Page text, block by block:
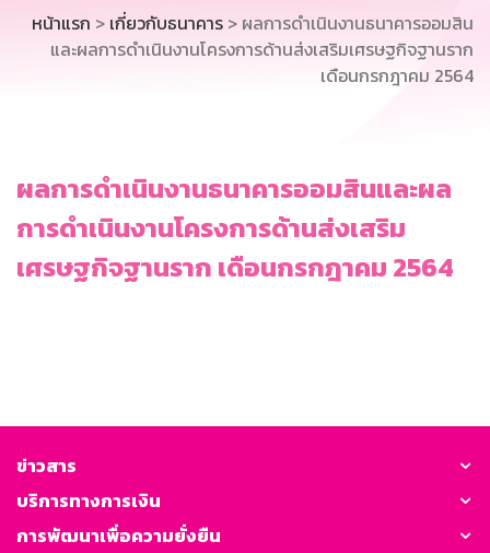
TH
EN
GSB Society
หน้าแรก > เกี่ยวกับธนาคาร > ผลการดำเนินงานธนาคารออมสิน
และผลการดำเนินงานโครงการด้านส่งเสริมเศรษฐกิจฐานราก
เดือนกรกฎาคม 2564
ผลการดำเนินงานธนาคารออมสินและผล
การดำเนินงานโครงการด้านส่งเสริม
เศรษฐกิจฐานราก เดือนกรกฎาคม 2564
ข่าวสาร
บริการทางการเงิน
การพัฒนาเพื่อความยั่งยืน